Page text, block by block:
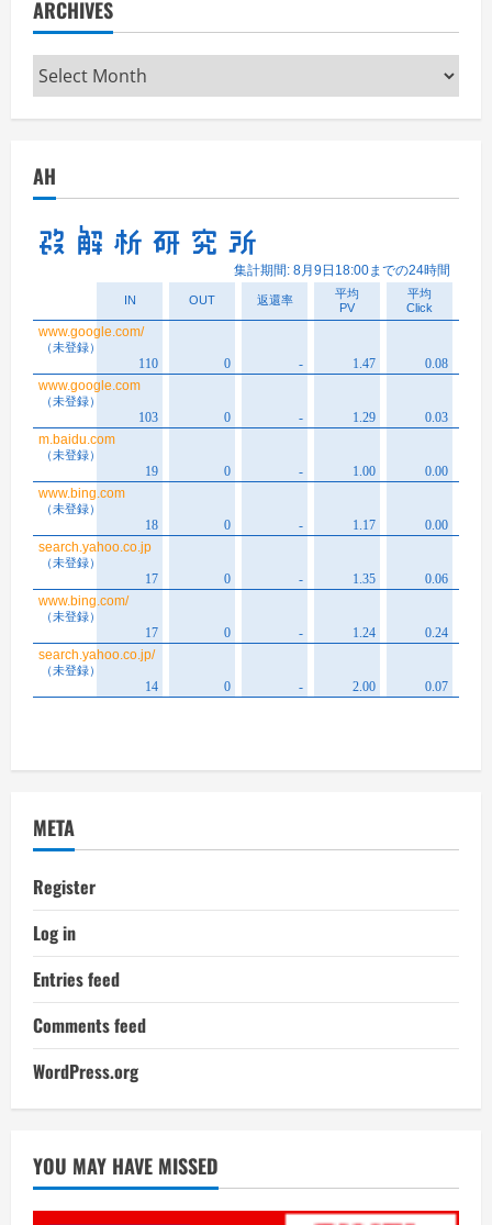
ARCHIVES
Archives
AH
META
Register
Log in
Entries feed
Comments feed
WordPress.org
YOU MAY HAVE MISSED